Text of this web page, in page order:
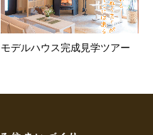
モデルハウス完成見学ツアー